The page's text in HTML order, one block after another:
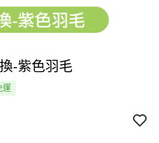
-紫色羽毛
運